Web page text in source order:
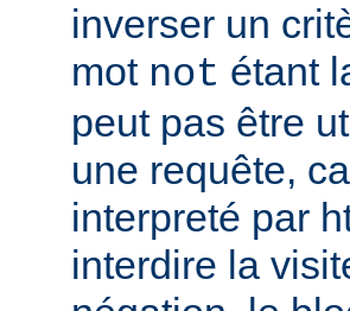
inverser un
mot not étant
peut pas être
une requête,
interpreté par
interdire la